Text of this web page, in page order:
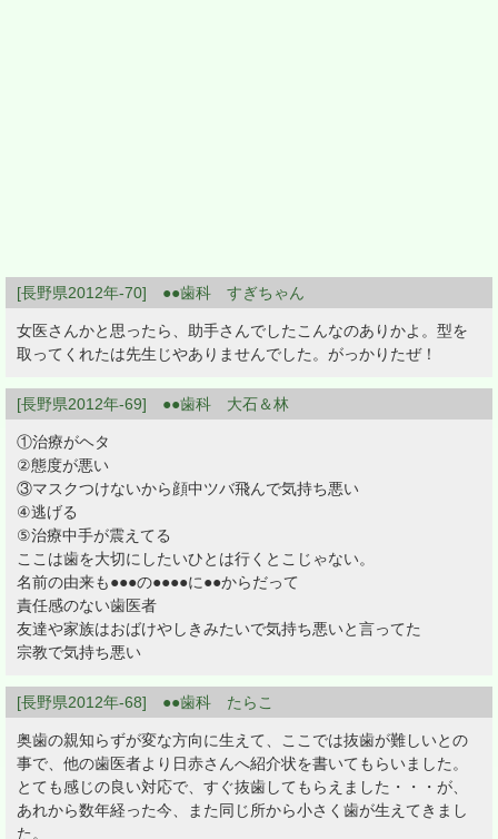
[長野県2012年-70] ●●歯科 すぎちゃん
女医さんかと思ったら、助手さんでしたこんなのありかよ。型を
取ってくれたは先生じやありませんでした。がっかりたぜ！
[長野県2012年-69] ●●歯科 大石＆林
①治療がヘタ
②態度が悪い
③マスクつけないから顔中ツバ飛んで気持ち悪い
④逃げる
⑤治療中手が震えてる
ここは歯を大切にしたいひとは行くとこじゃない。
名前の由来も●●●の●●●●に●●からだって
責任感のない歯医者
友達や家族はおばけやしきみたいで気持ち悪いと言ってた
宗教で気持ち悪い
[長野県2012年-68] ●●歯科 たらこ
奥歯の親知らずが変な方向に生えて、ここでは抜歯が難しいとの
事で、他の歯医者より日赤さんへ紹介状を書いてもらいました。
とても感じの良い対応で、すぐ抜歯してもらえました・・・が、
あれから数年経った今、また同じ所から小さく歯が生えてきまし
た。